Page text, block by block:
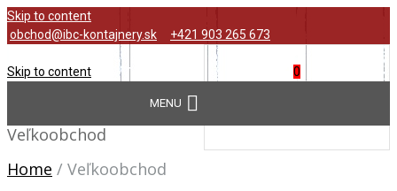
Skip to content
obchod@ibc-kontajnery.sk
+421 903 265 673
0
Skip to content
Veľkoobchod
Home / Veľkoobchod